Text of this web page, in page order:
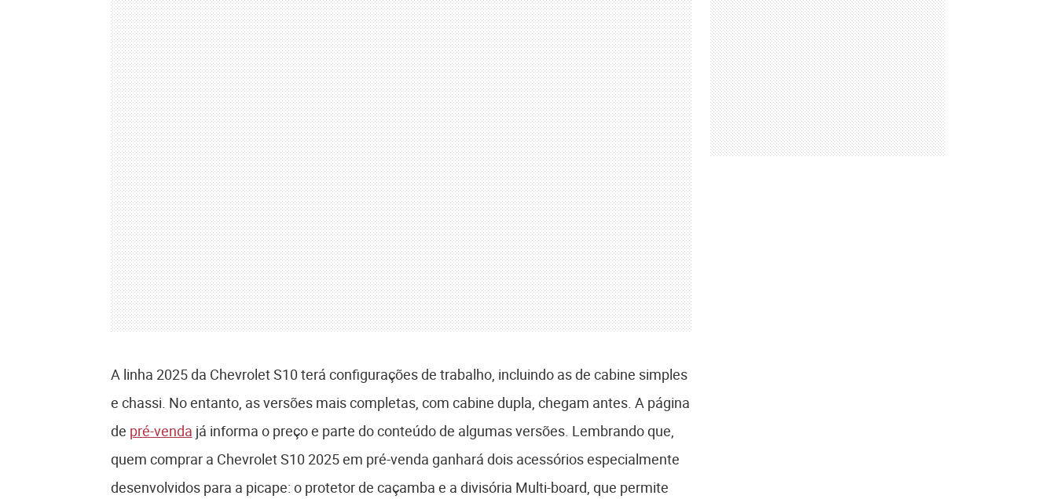
A linha 2025 da Chevrolet S10 terá configurações de trabalho, incluindo as de cabine simples
e chassi. No entanto, as versões mais completas, com cabine dupla, chegam antes. A página
de pré-venda já informa o preço e parte do conteúdo de algumas versões. Lembrando que,
quem comprar a Chevrolet S10 2025 em pré-venda ganhará dois acessórios especialmente
desenvolvidos para a picape: o protetor de caçamba e a divisória Multi-board, que permite